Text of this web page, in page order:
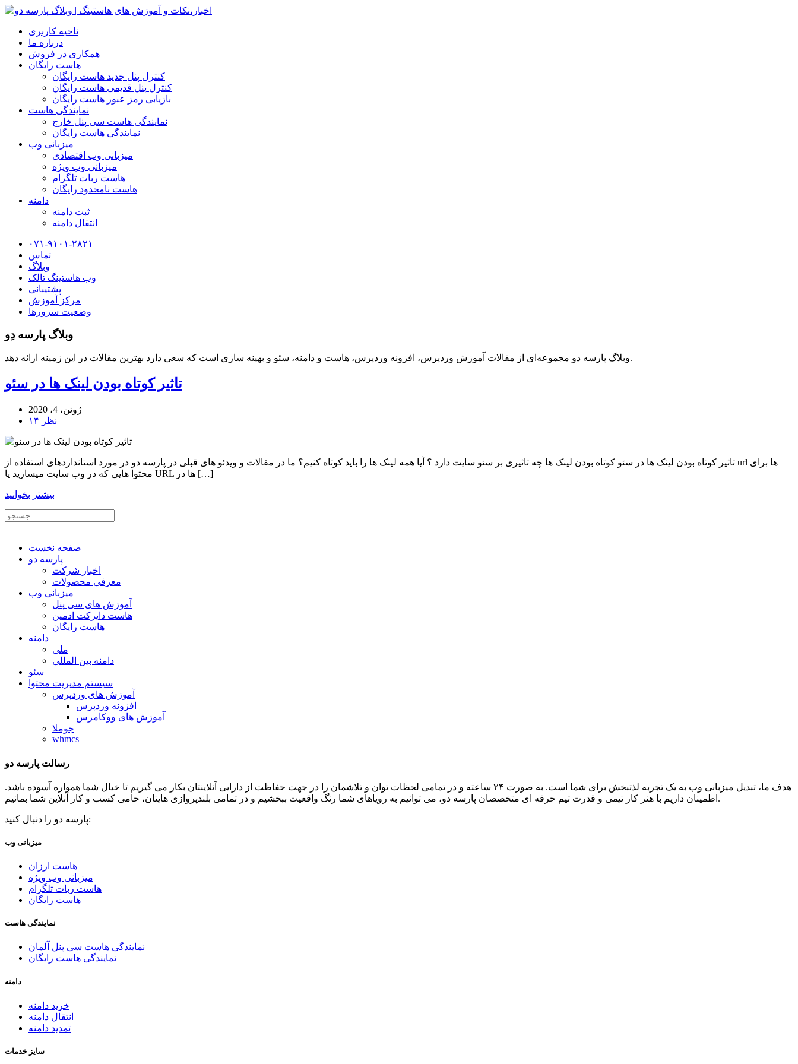
ناحیه کاربری
درباره ما
همکاری در فروش
هاست رایگان
کنترل پنل جدید هاست رایگان
کنترل پنل قدیمی هاست رایگان
بازیابی رمز عبور هاست رایگان
نمایندگی هاست
نمایندگی هاست سی پنل خارج
نمایندگی هاست رایگان
میزبانی وب
میزبانی وب اقتصادی
میزبانی وب ویژه
هاست ربات تلگرام
هاست نامحدود رایگان
دامنه
ثبت دامنه
انتقال دامنه
۰۷۱-۹۱۰۱-۲۸۲۱
تماس
وبلاگ
وب هاستینگ تالک
پشتیبانی
مرکز آموزش
وضعیت سرورها
وبلاگ پارسه دِو
وبلاگ پارسه دو مجموعه‌ای از مقالات آموزش وردپرس، افزونه وردپرس، هاست و دامنه، سئو و بهینه سازی است که سعی دارد بهترین مقالات در این زمینه ارائه دهد.
تاثیر کوتاه بودن لینک ها در سئو
ژوئن، 4، 2020
۱۴ نظر
تاثیر کوتاه بودن لینک ها در سئو کوتاه بودن لینک ها چه تاثیری بر سئو سایت دارد ؟ آیا همه لینک ها را باید کوتاه کنیم؟ ما در مقالات و ویدئو های قبلی در پارسه دو در مورد استانداردهای استفاده از url ها برای
محتوا هایی که در وب سایت میسازید یا URL ها در […]
بیشتر بخوانید
صفحه نخست
پارسه دو
اخبار شرکت
معرفی محصولات
میزبانی وب
آموزش های سی پنل
هاست دایرکت ادمین
هاست رایگان
دامنه
ملی
دامنه بین المللی
سئو
سیستم مدیریت محتوا
آموزش های وردپرس
افزونه وردپرس
آموزش های ووکامرس
جوملا
whmcs
رسالت پارسه دو
هدف ما، تبدیل میزبانی وب به یک تجربه لذتبخش برای شما است. به صورت ۲۴ ساعته و در تمامی لحظات توان و تلاشمان را در جهت حفاظت از دارایی آنلاینتان بکار می گیریم تا خیال شما همواره آسوده باشد.
اطمینان داریم با هنر کار تیمی و قدرت تیم حرفه ای متخصصان پارسه دو، می توانیم به رویاهای شما رنگ واقعیت ببخشیم و در تمامی بلندپروازی هایتان، حامی کسب و کار آنلاین شما بمانیم.
پارسه دو را دنبال کنید:
میزبانی وب
هاست ارزان
میزبانی وب ویژه
هاست ربات تلگرام
هاست رایگان
نمایندگی هاست
نمایندگی هاست سی پنل آلمان
نمایندگی هاست رایگان
دامنه
خرید دامنه
انتقال دامنه
تمدید دامنه
سایز خدمات